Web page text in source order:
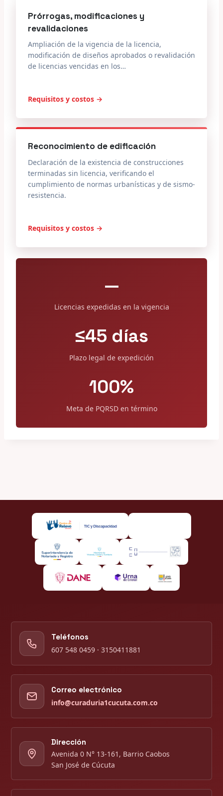
Prórrogas, modificaciones y
revalidaciones
Ampliación de la vigencia de la licencia,
modificación de diseños aprobados o revalidación
de licencias vencidas en los…
Requisitos y costos →
Reconocimiento de edificación
Declaración de la existencia de construcciones
terminadas sin licencia, verificando el
cumplimiento de normas urbanísticas y de sismo-
resistencia.
Requisitos y costos →
—
Licencias expedidas en la vigencia
≤45 días
Plazo legal de expedición
100%
Meta de PQRSD en término
Teléfonos
607 548 0459 · 3150411881
Correo electrónico
info@curaduria1cucuta.com.co
Dirección
Avenida 0 N° 13-161, Barrio Caobos
San José de Cúcuta